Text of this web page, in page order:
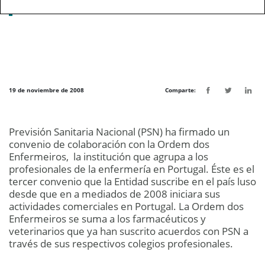
19 de noviembre de 2008 Comparte:
Previsión Sanitaria Nacional (PSN) ha firmado un
convenio de colaboración con la Ordem dos
Enfermeiros, la institución que agrupa a los
profesionales de la enfermería en Portugal. Éste es el
tercer convenio que la Entidad suscribe en el país luso
desde que en a mediados de 2008 iniciara sus
actividades comerciales en Portugal. La Ordem dos
Enfermeiros se suma a los farmacéuticos y
veterinarios que ya han suscrito acuerdos con PSN a
través de sus respectivos colegios profesionales.